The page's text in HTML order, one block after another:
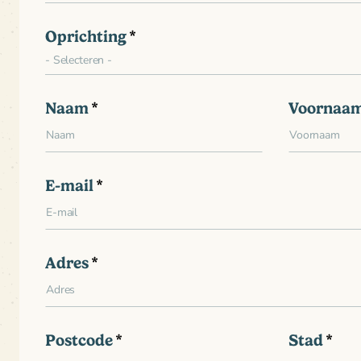
Oprichting
Naam
E-mail
Adres
Postcode Stad